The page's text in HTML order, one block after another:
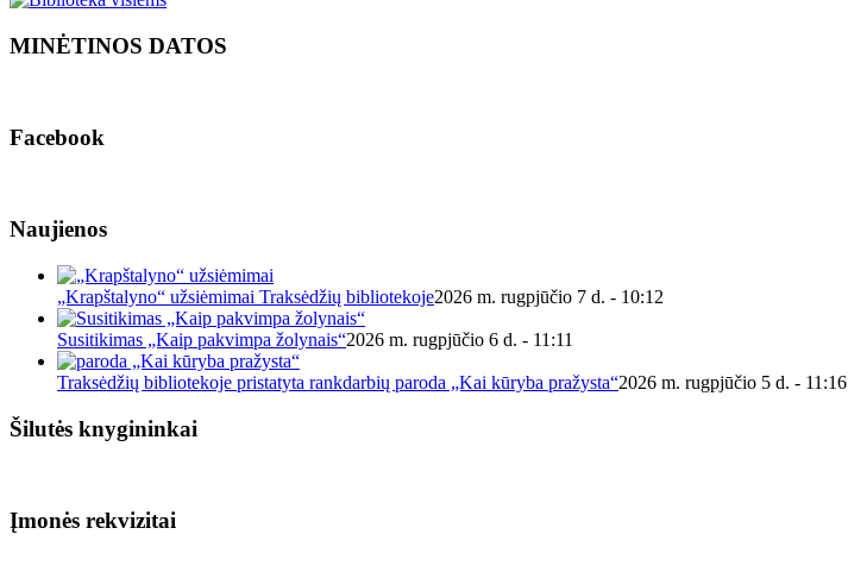
MINĖTINOS DATOS
Facebook
Naujienos
„Krapštalyno“ užsiėmimai Traksėdžių bibliotekoje2026 m. rugpjūčio 7 d. - 10:12
Susitikimas „Kaip pakvimpa žolynais“2026 m. rugpjūčio 6 d. - 11:11
Traksėdžių bibliotekoje pristatyta rankdarbių paroda „Kai kūryba pražysta“2026 m. rugpjūčio 5 d. - 11:16
Šilutės knygininkai
Įmonės rekvizitai